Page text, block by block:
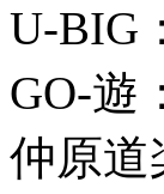
U-BIG
GO-遊
仲原道